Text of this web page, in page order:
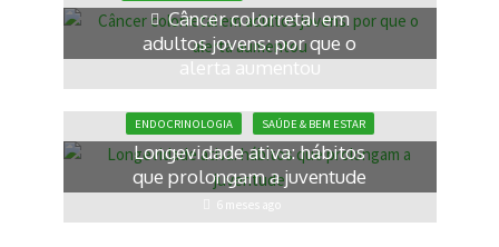
Câncer colorretal em
adultos jovens: por que o
alerta aumentou
ENDOCRINOLOGIA
SAÚDE & BEM ESTAR
Longevidade ativa: hábitos
que prolongam a juventude
6 meses ago